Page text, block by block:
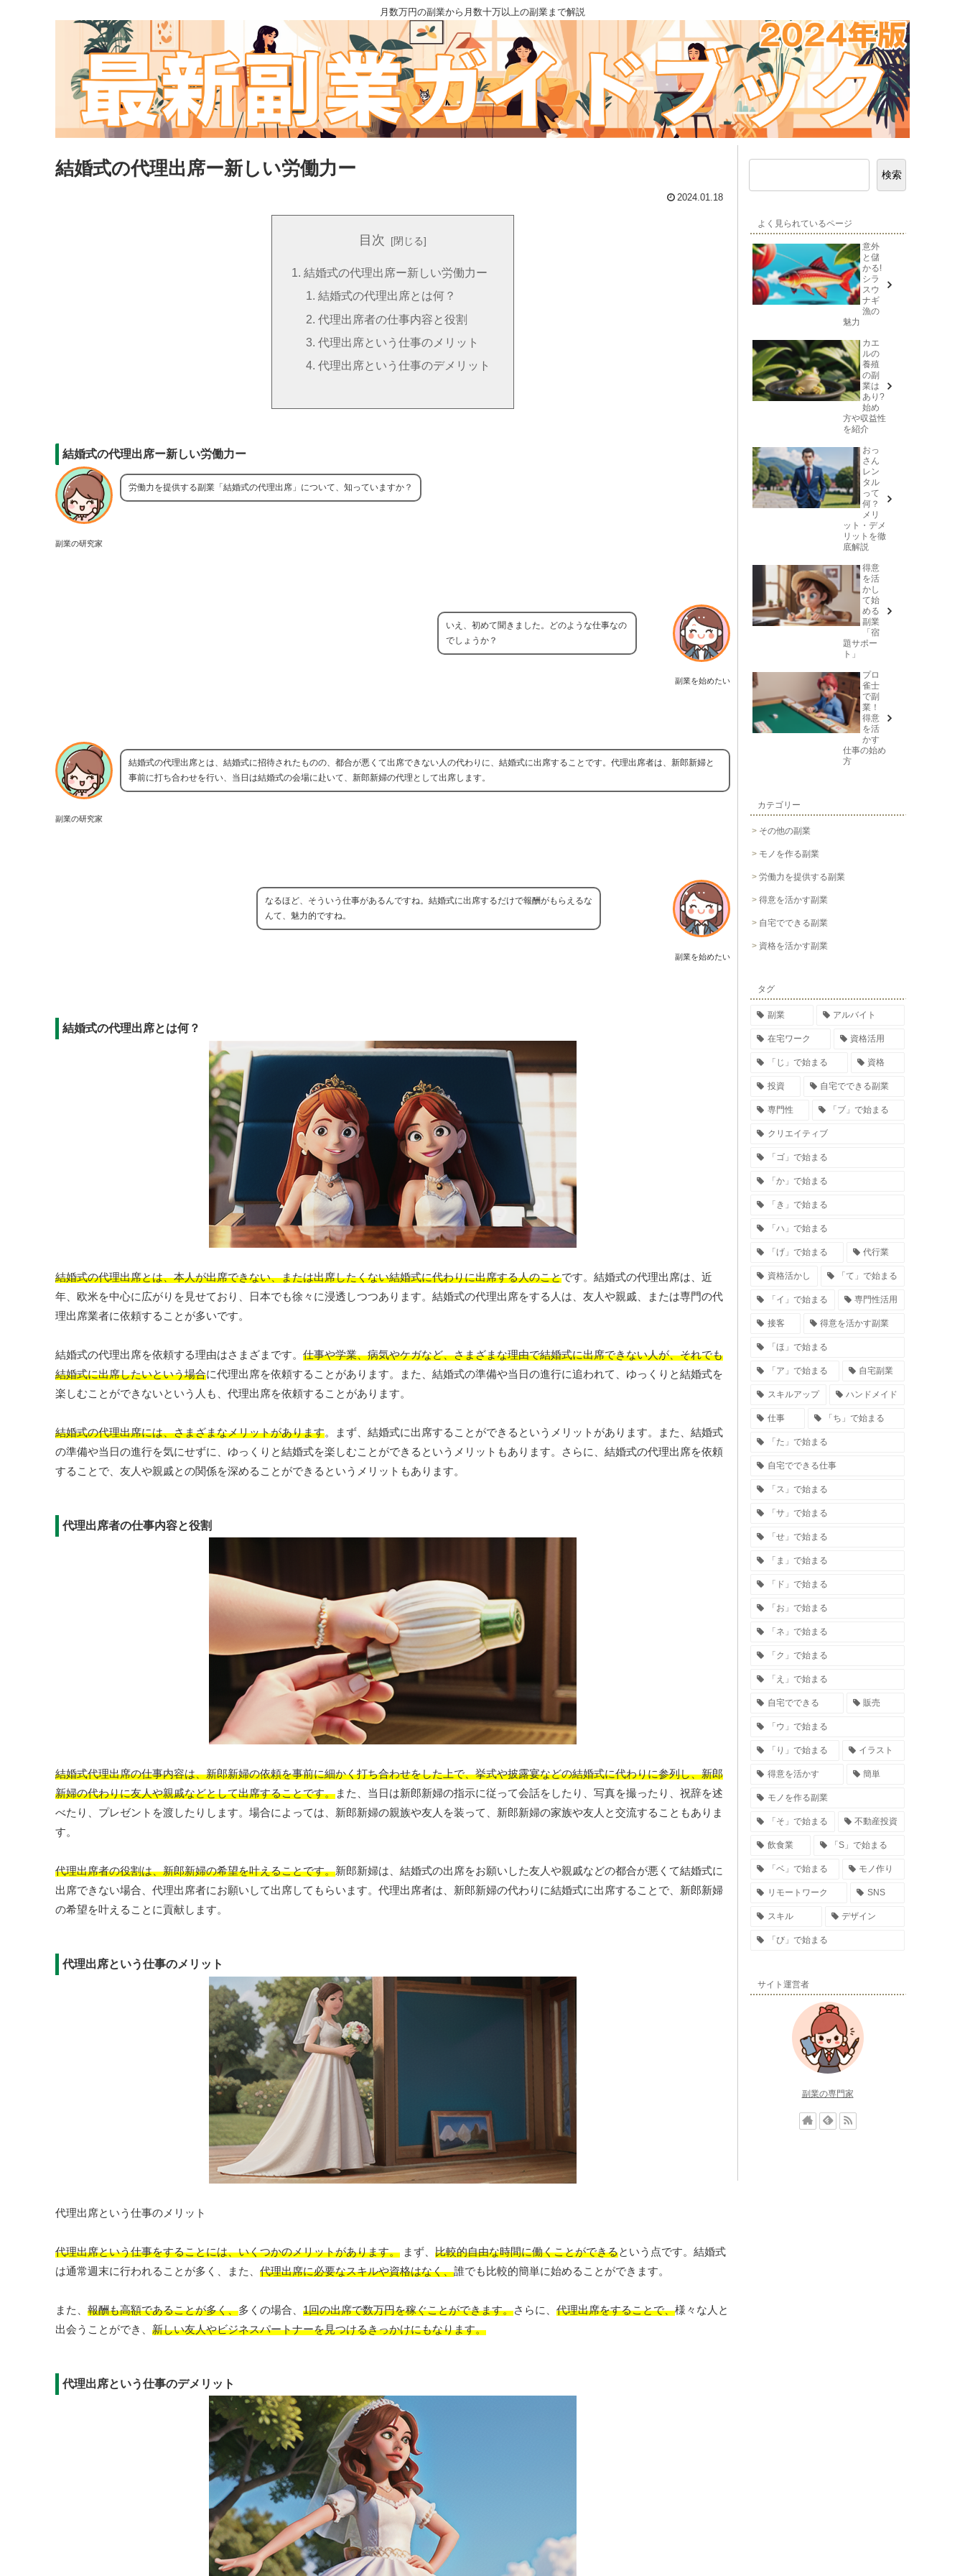
月数万円の副業から月数十万以上の副業まで解説
結婚式の代理出席ー新しい労働力ー
2024.01.18
目次
結婚式の代理出席ー新しい労働力ー
結婚式の代理出席とは何？
代理出席者の仕事内容と役割
代理出席という仕事のメリット
代理出席という仕事のデメリット
結婚式の代理出席ー新しい労働力ー
副業の研究家
労働力を提供する副業「結婚式の代理出席」について、知っていますか？
副業を始めたい
いえ、初めて聞きました。どのような仕事なの
でしょうか？
副業の研究家
結婚式の代理出席とは、結婚式に招待されたものの、都合が悪くて出席できない人の代わりに、結婚式に出席することです。代理出席者は、新郎新婦と
事前に打ち合わせを行い、当日は結婚式の会場に赴いて、新郎新婦の代理として出席します。
副業を始めたい
なるほど、そういう仕事があるんですね。結婚式に出席するだけで報酬がもらえるな
んて、魅力的ですね。
結婚式の代理出席とは何？
結婚式の代理出席とは、本人が出席できない、または出席したくない結婚式に代わりに出席する人のことです。結婚式の代理出席は、近
年、欧米を中心に広がりを見せており、日本でも徐々に浸透しつつあります。結婚式の代理出席をする人は、友人や親戚、または専門の代
理出席業者に依頼することが多いです。
結婚式の代理出席を依頼する理由はさまざまです。 仕事や学業、病気やケガなど、さまざまな理由で結婚式に出席できない人が、それでも
結婚式に出席したいという場合に代理出席を依頼することがあります。また、結婚式の準備や当日の進行に追われて、ゆっくりと結婚式を
楽しむことができないという人も、代理出席を依頼することがあります。
結婚式の代理出席には、さまざまなメリットがあります。まず、結婚式に出席することができるというメリットがあります。また、結婚式
の準備や当日の進行を気にせずに、ゆっくりと結婚式を楽しむことができるというメリットもあります。さらに、結婚式の代理出席を依頼
することで、友人や親戚との関係を深めることができるというメリットもあります。
代理出席者の仕事内容と役割
結婚式代理出席の仕事内容は、新郎新婦の依頼を事前に細かく打ち合わせをした上で、挙式や披露宴などの結婚式に代わりに参列し、新郎
新婦の代わりに友人や親戚などとして出席することです。また、当日は新郎新婦の指示に従って会話をしたり、写真を撮ったり、祝辞を述
べたり、プレゼントを渡したりします。場合によっては、新郎新婦の親族や友人を装って、新郎新婦の家族や友人と交流することもありま
す。
代理出席者の役割は、新郎新婦の希望を叶えることです。新郎新婦は、結婚式の出席をお願いした友人や親戚などの都合が悪くて結婚式に
出席できない場合、代理出席者にお願いして出席してもらいます。代理出席者は、新郎新婦の代わりに結婚式に出席することで、新郎新婦
の希望を叶えることに貢献します。
代理出席という仕事のメリット
代理出席という仕事のメリット
代理出席という仕事をすることには、いくつかのメリットがあります。 まず、 比較的自由な時間に働くことができるという点です。結婚式
は通常週末に行われることが多く、また、 代理出席に必要なスキルや資格はなく、誰でも比較的簡単に始めることができます。
また、 報酬も高額であることが多く、多くの場合、 1回の出席で数万円を稼ぐことができます。さらに、 代理出席をすることで、様々な人と
出会うことができ、 新しい友人やビジネスパートナーを見つけるきっかけにもなります。
代理出席という仕事のデメリット
検索
よく見られているページ
意外
と儲
かる!
シラ
スウ
ナギ
漁の
魅力
カエ
ルの
養殖
の副
業は
あり?
始め
方や収益性
を紹介
おっ
さん
レン
タル
って
何？
メリ
ット・デメ
リットを徹
底解説
得意
を活
かし
て始
める
副業
「宿
題サポー
ト」
プロ
雀士
で副
業！
得意
を活
かす
仕事の始め
方
カテゴリー
その他の副業
モノを作る副業
労働力を提供する副業
得意を活かす副業
自宅でできる副業
資格を活かす副業
タグ
副業 アルバイト
在宅ワーク 資格活用
「じ」で始まる 資格
投資 自宅でできる副業
専門性 「ブ」で始まる
クリエイティブ
「ゴ」で始まる
「か」で始まる
「き」で始まる
「ハ」で始まる
「げ」で始まる 代行業
資格活かし 「て」で始まる
「イ」で始まる 専門性活用
接客 得意を活かす副業
「ほ」で始まる
「ア」で始まる 自宅副業
スキルアップ ハンドメイド
仕事 「ち」で始まる
「た」で始まる
自宅でできる仕事
「ス」で始まる
「サ」で始まる
「せ」で始まる
「ま」で始まる
「ド」で始まる
「お」で始まる
「ネ」で始まる
「ク」で始まる
「え」で始まる
自宅でできる 販売
「ウ」で始まる
「り」で始まる イラスト
得意を活かす 簡単
モノを作る副業
「そ」で始まる 不動産投資
飲食業 「S」で始まる
「ベ」で始まる モノ作り
リモートワーク SNS
スキル デザイン
「び」で始まる
サイト運営者
副業の専門家